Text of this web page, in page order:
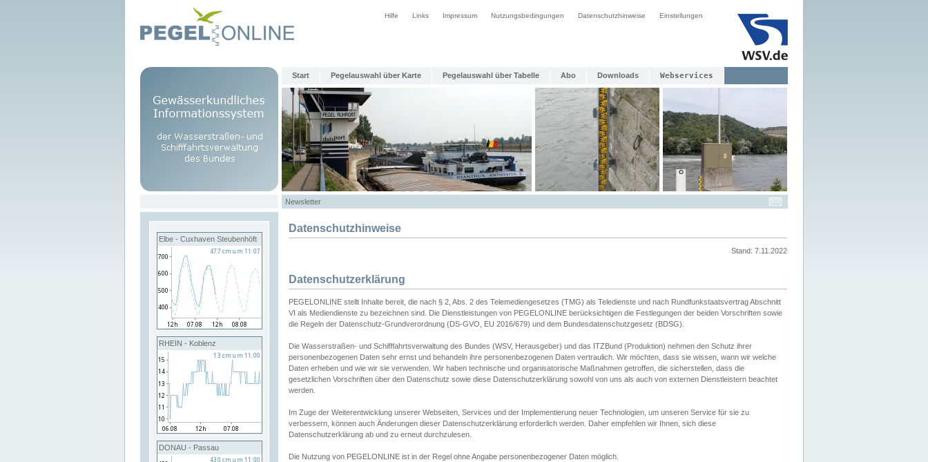
Hilfe Links Impressum Nutzungsbedingungen Datenschutzhinweise Einstellungen
Start Pegelauswahl über Karte Pegelauswahl über Tabelle Abo Downloads Webservices
Newsletter
Elbe - Cuxhaven Steubenhöft
RHEIN - Koblenz
DONAU - Passau
Datenschutzhinweise
Stand: 7.11.2022
Datenschutzerklärung
PEGELONLINE stellt Inhalte bereit, die nach § 2, Abs. 2 des Telemediengesetzes (TMG) als Teledienste und nach Rundfunkstaatsvertrag Abschnitt
VI als Mediendienste zu bezeichnen sind. Die Dienstleistungen von PEGELONLINE berücksichtigen die Festlegungen der beiden Vorschriften sowie
die Regeln der Datenschutz-Grundverordnung (DS-GVO, EU 2016/679) und dem Bundesdatenschutzgesetz (BDSG).
Die Wasserstraßen- und Schifffahrtsverwaltung des Bundes (WSV, Herausgeber) und das ITZBund (Produktion) nehmen den Schutz ihrer
personenbezogenen Daten sehr ernst und behandeln ihre personenbezogenen Daten vertraulich. Wir möchten, dass sie wissen, wann wir welche
Daten erheben und wie wir sie verwenden. Wir haben technische und organisatorische Maßnahmen getroffen, die sicherstellen, dass die
gesetzlichen Vorschriften über den Datenschutz sowie diese Datenschutzerklärung sowohl von uns als auch von externen Dienstleistern beachtet
werden.
Im Zuge der Weiterentwicklung unserer Webseiten, Services und der Implementierung neuer Technologien, um unseren Service für sie zu
verbessern, können auch Änderungen dieser Datenschutzerklärung erforderlich werden. Daher empfehlen wir Ihnen, sich diese
Datenschutzerklärung ab und zu erneut durchzulesen.
Die Nutzung von PEGELONLINE ist in der Regel ohne Angabe personenbezogener Daten möglich.